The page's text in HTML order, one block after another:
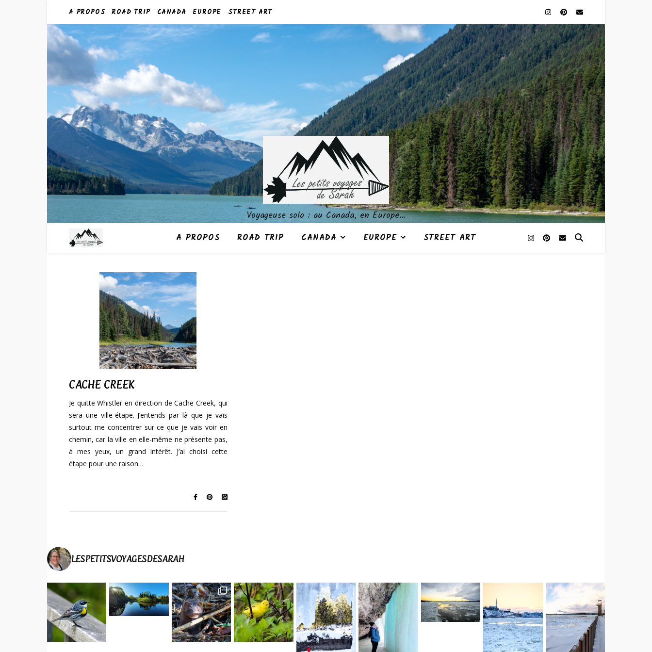
A PROPOS ROAD TRIP CANADA EUROPE STREET ART
Voyageuse solo : au Canada, en Europe…
A PROPOS ROAD TRIP CANADA EUROPE STREET ART
CACHE CREEK
Je quitte Whistler en direction de Cache Creek, qui
sera une ville-étape. J’entends par là que je vais
surtout me concentrer sur ce que je vais voir en
chemin, car la ville en elle-même ne présente pas,
à mes yeux, un grand intérêt. J’ai choisi cette
étape pour une raison…
LESPETITSVOYAGESDESARAH
Elle a symp . . . . #q